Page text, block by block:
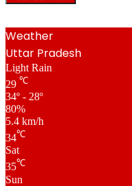
Weather
Uttar Pradesh
Light Rain
29 ℃
34º - 28º
80%
5.4 km/h
34℃
Sat
35℃
Sun